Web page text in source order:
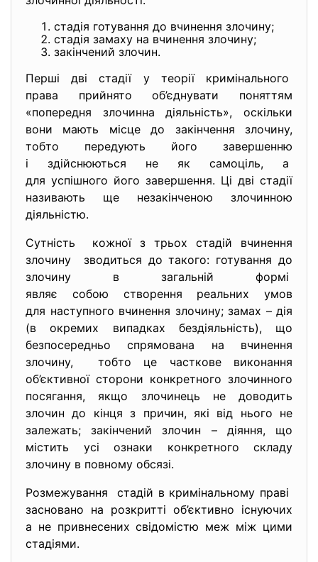
стадія готування до вчинення злочину;
стадія замаху на вчинення злочину;
закінчений злочин.
Перші дві стадії у теорії кримінального
права прийнято об’єднувати поняттям
«попередня злочинна діяльність», оскільки
вони мають місце до закінчення злочину,
тобто передують його завершенню
і здійснюються не як самоціль, а
для успішного його завершення. Ці дві стадії
називають ще незакінченою злочинною
діяльністю.
Сутність кожної з трьох стадій вчинення
злочину зводиться до такого: готування до
злочину в загальній формі
являє собою створення реальних умов
для наступного вчинення злочину; замах – дія
(в окремих випадках бездіяльність), що
безпосередньо спрямована на вчинення
злочину, тобто це часткове виконання
об’єктивної сторони конкретного злочинного
посягання, якщо злочинець не доводить
злочин до кінця з причин, які від нього не
залежать; закінчений злочин – діяння, що
містить усі ознаки конкретного складу
злочину в повному обсязі.
Розмежування стадій в кримінальному праві
засновано на розкритті об’єктивно існуючих
а не привнесених свідомістю меж між цими
стадіями.